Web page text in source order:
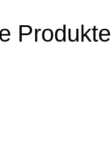
Produkte